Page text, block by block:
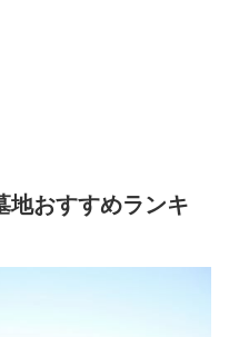
地おすすめランキ